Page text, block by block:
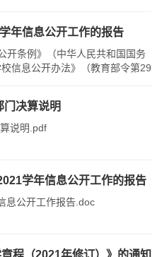
年信息公开工作的报告
开条例》（中华人民共和国国务
信息公开办法》（教育部令第29
照《关于做好2022年高校信息公
，学校按要求认真编制年度报
依申请公开和不予公开情况，
门决算说明
说明.pdf​
学年信息公开工作的报告
息公开工作报告.doc
程（2021年修订）》的通知